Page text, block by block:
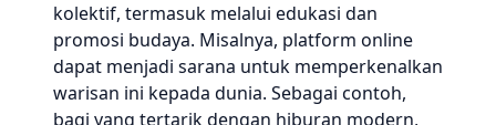
kolektif, termasuk melalui edukasi dan
promosi budaya. Misalnya, platform online
dapat menjadi sarana untuk memperkenalkan
warisan ini kepada dunia. Sebagai contoh,
bagi yang tertarik dengan hiburan modern,